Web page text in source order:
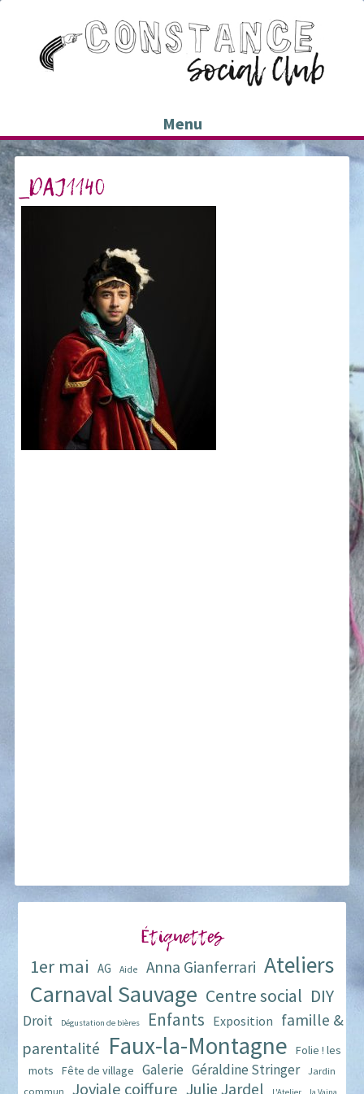
Menu
_DAJ1140
Étiquettes
1er mai AG Aide Anna Gianferrari Ateliers
Carnaval Sauvage Centre social DIY
Droit Dégustation de bières Enfants Exposition famille &
parentalité Faux-la-Montagne
Folie ! les
mots
Fête de village Galerie Géraldine Stringer
Jardin
commun
Joviale coiffure Julie Jardel L'Atelier la Vaina